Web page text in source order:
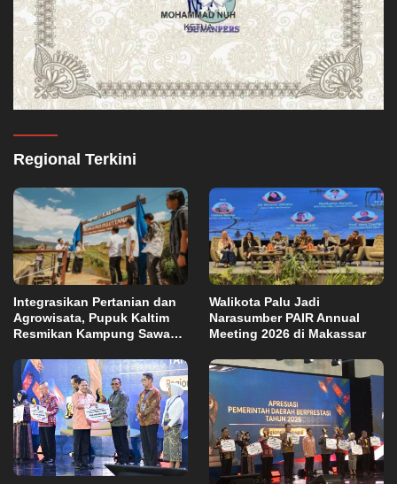
Regional Terkini
Integrasikan Pertanian dan
Agrowisata, Pupuk Kaltim
Resmikan Kampung Sawah
Walikota Palu Jadi
Narasumber PAIR Annual
Meeting 2026 di Makassar